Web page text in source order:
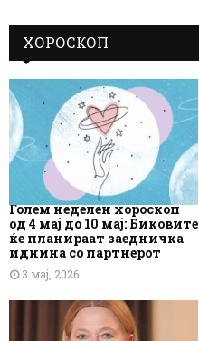
ХОРОСКОП
Голем неделен хороскоп
од 4 мај до 10 мај: Биковите
ќе планираат заедничка
иднина со партнерот
3 мај, 2026